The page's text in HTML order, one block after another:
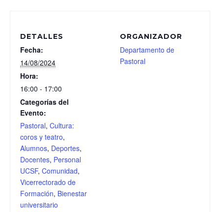
DETALLES
Fecha:
14/08/2024
Hora:
16:00 - 17:00
Categorías del
Evento:
Pastoral, Cultura:
coros y teatro,
Alumnos, Deportes,
Docentes, Personal
UCSF, Comunidad,
Vicerrectorado de
Formación, Bienestar
universitario
ORGANIZADOR
Departamento de
Pastoral